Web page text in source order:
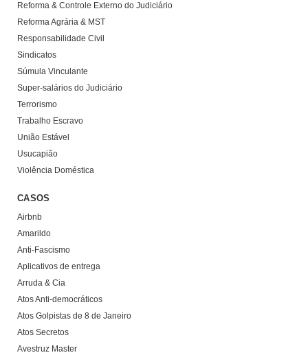
Reforma & Controle Externo do Judiciário
Reforma Agrária & MST
Responsabilidade Civil
Sindicatos
Súmula Vinculante
Super-salários do Judiciário
Terrorismo
Trabalho Escravo
União Estável
Usucapião
Violência Doméstica
CASOS
Airbnb
Amarildo
Anti-Fascismo
Aplicativos de entrega
Arruda & Cia
Atos Anti-democráticos
Atos Golpistas de 8 de Janeiro
Atos Secretos
Avestruz Master